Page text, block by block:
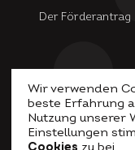
Wir verwenden
beste Erfahrung
Nutzung unserer
Einstellungen
Der Förderantrag